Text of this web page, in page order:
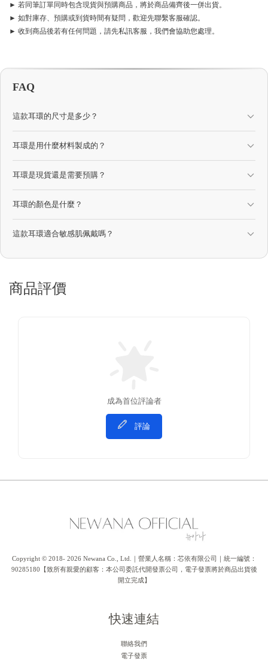
► 若同筆訂單同時包含現貨與預購商品，將於商品備齊後一併出貨。
► 如對庫存、預購或到貨時間有疑問，歡迎先聯繫客服確認。
► 收到商品後若有任何問題，請先私訊客服，我們會協助您處理。
FAQ
這款耳環的尺寸是多少？
耳環是用什麼材料製成的？
耳環是現貨還是需要預購？
耳環的顏色是什麼？
這款耳環適合敏感肌佩戴嗎？
商品評價
成為首位評論者
評論
Copyright © 2018- 2026 Newana Co., Ltd.｜營業人名稱：芯依有限公司｜統一編號：
90285180【致所有親愛的顧客：本公司委託代開發票公司，電子發票將於商品出貨後
開立完成】
快速連結
聯絡我們
電子發票